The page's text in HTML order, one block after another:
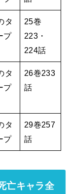
タ
プ
25巻
223・
224話
タ
プ
26巻233
話
タ
プ
29巻257
話
亡キャラ全